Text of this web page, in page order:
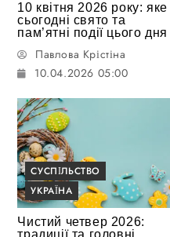
10 квітня 2026 року: яке
сьогодні свято та
пам’ятні події цього дня
Павлова Крістіна
10.04.2026 05:00
СУСПІЛЬСТВО
УКРАЇНА
Чистий четвер 2026:
традиції та головні